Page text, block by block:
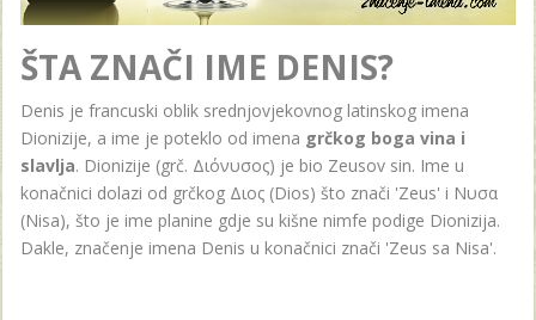
ŠTA ZNAČI IME DENIS?
Denis je francuski oblik srednjovjekovnog latinskog imena
Dionizije, a ime je poteklo od imena grčkog boga vina i
slavlja. Dionizije (grč. Διόνυσος) je bio Zeusov sin. Ime u
konačnici dolazi od grčkog Διος (Dios) što znači 'Zeus' i Νυσα
(Nisa), što je ime planine gdje su kišne nimfe podige Dionizija.
Dakle, značenje imena Denis u konačnici znači 'Zeus sa Nisa'.